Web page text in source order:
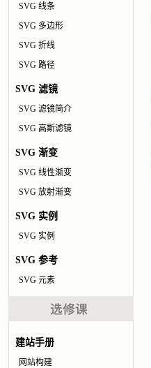
SVG 线条
SVG 多边形
SVG 折线
SVG 路径
SVG 滤镜
SVG 滤镜简介
SVG 高斯滤镜
SVG 渐变
SVG 线性渐变
SVG 放射渐变
SVG 实例
SVG 实例
SVG 参考
SVG 元素
建站手册
网站构建